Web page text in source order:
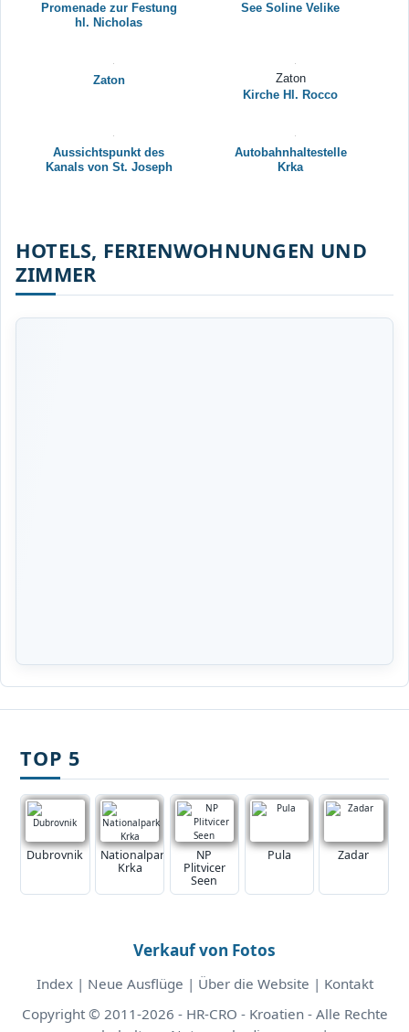
Promenade zur Festung
hl. Nicholas
See Soline Velike
Zaton
Zaton
Kirche Hl. Rocco
Aussichtspunkt des
Kanals von St. Joseph
Autobahnhaltestelle
Krka
HOTELS, FERIENWOHNUNGEN UND
ZIMMER
TOP 5
Dubrovnik
Nationalpark
Krka
NP
Plitvicer
Seen
Pula Zadar
Verkauf von Fotos
Index| Neue Ausflüge | Über die Website | Kontakt
Copyright © 2011-2026 - HR-CRO - Kroatien - Alle Rechte